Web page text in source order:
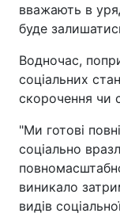
вважають в
буде
Водночас,
соціальних
скорочення чи
"Ми готові
соціально
виникало
видів